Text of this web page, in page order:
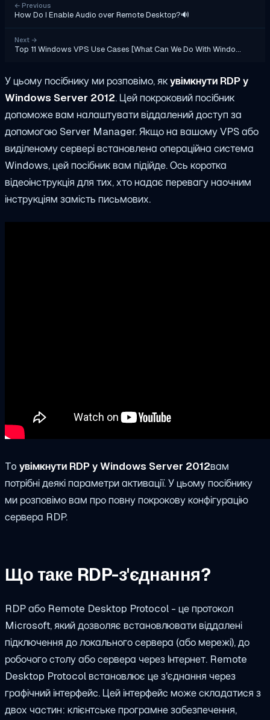
← Previous
How Do I Enable Audio over Remote Desktop?🔊
Next →
Top 11 Windows VPS Use Cases [What Can We Do With Windo…
У цьому посібнику ми розповімо, якувімкнути RDP у
Windows Server 2012. Цей покроковий посібник
допоможе вам налаштувати віддалений доступ за
допомогою Server Manager. Якщо на вашому VPS або
виділеному сервері встановлена операційна система
Windows, цей посібник вам підійде. Ось коротка
відеоінструкція для тих, хто надає перевагу наочним
інструкціям замість письмових.
To увімкнути RDP у Windows Server 2012вам
потрібні деякі параметри активації. У цьому посібнику
ми розповімо вам про повну покрокову конфігурацію
сервера RDP.
Що таке RDP-з'єднання?
RDP або Remote Desktop Protocol - це протокол
Microsoft, який дозволяє встановлювати віддалені
підключення до локального сервера (або мережі), до
робочого столу або сервера через Інтернет. Remote
Desktop Protocol встановлює це з'єднання через
графічний інтерфейс. Цей інтерфейс може складатися з
двох частин: клієнтське програмне забезпечення,